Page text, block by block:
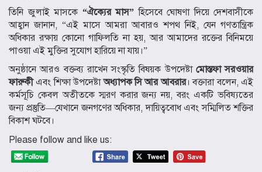
তিনি জুলাই মাসকে “ঐক্যের মাস” হিসেবে ঘোষণা দিয়ে দেশবাসীকে
আহ্বান জানান, “এই মাসে আমরা আবারও শপথ নিই, যেন গণতান্ত্রিক
অধিকার রক্ষায় কোনো গাফিলতি না হয়, আর আমাদের রক্তের বিনিময়ে
পাওয়া এই মুক্তির সুযোগ হারিয়ে না যায়।”
অনুষ্ঠানে আরও বক্তব্য রাখেন সংস্কৃতি বিষয়ক উপদেষ্টা মোস্তফা সরওয়ার
ফারুকীএবং শিক্ষা উপদেষ্টাঅধ্যাপক সি আর আবরার। বক্তারা বলেন, এই
কর্মসূচি কেবল অতীতকে স্মরণ করার জন্য নয়, বরং একটি ভবিষ্যতের
জন্য প্রস্তুতি—যেখানে জনগণের অধিকার, দায়িত্ববোধ এবং সম্মিলিত শক্তির
বিকাশ ঘটবে।
Please follow and like us: